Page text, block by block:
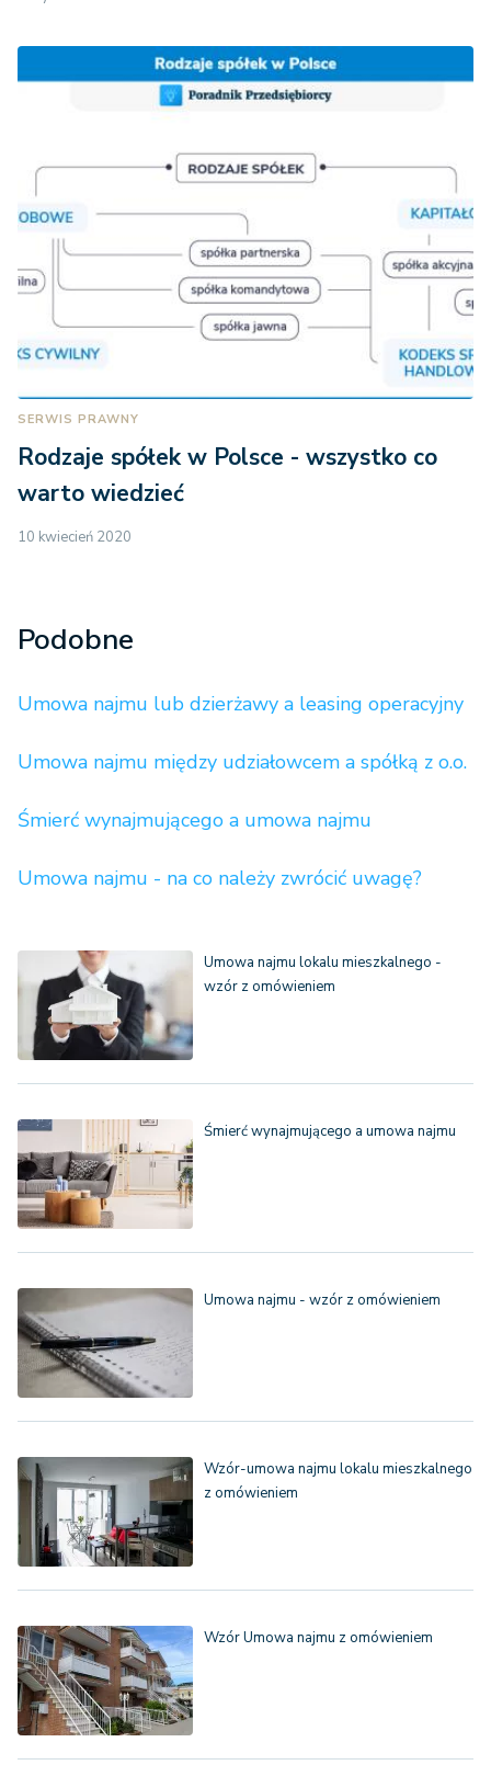
SERWIS PRAWNY
Rodzaje spółek w Polsce - wszystko co
warto wiedzieć
10 kwiecień 2020
Podobne
Umowa najmu lub dzierżawy a leasing operacyjny
Umowa najmu między udziałowcem a spółką z o.o.
Śmierć wynajmującego a umowa najmu
Umowa najmu - na co należy zwrócić uwagę?
Umowa najmu lokalu mieszkalnego -
wzór z omówieniem
Śmierć wynajmującego a umowa najmu
Umowa najmu - wzór z omówieniem
Wzór-umowa najmu lokalu mieszkalnego
z omówieniem
Wzór Umowa najmu z omówieniem